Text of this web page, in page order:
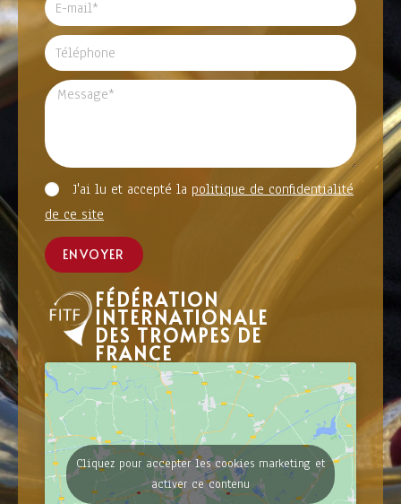
J'ai lu et accepté la politique de confidentialité
de ce site
ENVOYER
FÉDÉRATION
INTERNATIONALE
DES TROMPES DE
FRANCE
Cliquez pour accepter les cookies marketing et
activer ce contenu